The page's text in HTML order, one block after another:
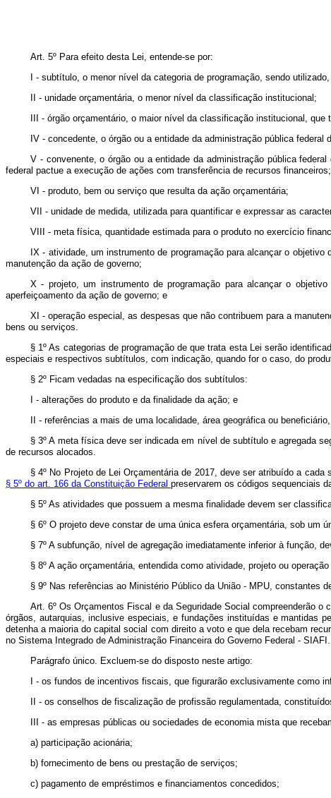
Art. 5º Para efeito desta Lei, entende-se por:
I - subtítulo, o menor nível da categoria de programação, sendo
II - unidade orçamentária, o menor nível da classificação institucional;
III - órgão orçamentário, o maior nível da classificação institucional,
IV - concedente, o órgão ou a entidade da administração pública
V - convenente, o órgão ou a entidade da administração pública
federal pactue a execução de ações com transferência de recursos financeiros;
VI - produto, bem ou serviço que resulta da ação orçamentária;
VII - unidade de medida, utilizada para quantificar e expressar as
VIII - meta física, quantidade estimada para o produto no exercício
IX - atividade, um instrumento de programação para alcançar o
manutenção da ação de governo;
X - projeto, um instrumento de programação para alcançar o
aperfeiçoamento da ação de governo; e
XI - operação especial, as despesas que não contribuem para a
bens ou serviços.
§ 1º As categorias de programação de que trata esta Lei serão
especiais e respectivos subtítulos, com indicação, quando for o caso, do
§ 2º Ficam vedadas na especificação dos subtítulos:
I - alterações do produto e da finalidade da ação; e
II - referências a mais de uma localidade, área geográfica ou
§ 3º A meta física deve ser indicada em nível de subtítulo e agregada
de recursos alocados.
§ 4º No Projeto de Lei Orçamentária de 2017, deve ser atribuído a
§ 5º do art. 166 da Constituição Federal preservarem os códigos sequenciais
§ 5º As atividades que possuem a mesma finalidade devem ser
§ 6º O projeto deve constar de uma única esfera orçamentária, sob um
§ 7º A subfunção, nível de agregação imediatamente inferior à função,
§ 8º A ação orçamentária, entendida como atividade, projeto ou
§ 9º Nas referências ao Ministério Público da União - MPU, constantes
Art. 6º Os Orçamentos Fiscal e da Seguridade Social compreenderão
órgãos, autarquias, inclusive especiais, e fundações instituídas e mantidas
detenha a maioria do capital social com direito a voto e que dela recebam
no Sistema Integrado de Administração Financeira do Governo Federal - SIAFI.
Parágrafo único. Excluem-se do disposto neste artigo:
I - os fundos de incentivos fiscais, que figurarão exclusivamente como
II - os conselhos de fiscalização de profissão regulamentada,
III - as empresas públicas ou sociedades de economia mista que
a) participação acionária;
b) fornecimento de bens ou prestação de serviços;
c) pagamento de empréstimos e financiamentos concedidos;